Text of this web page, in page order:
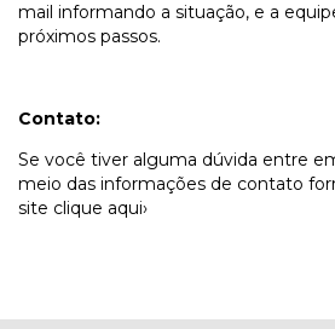
mail informando a situação, e a
próximos passos.
Contato:
Se você tiver alguma dúvida entre
meio das informações de contato
site clique aqui›